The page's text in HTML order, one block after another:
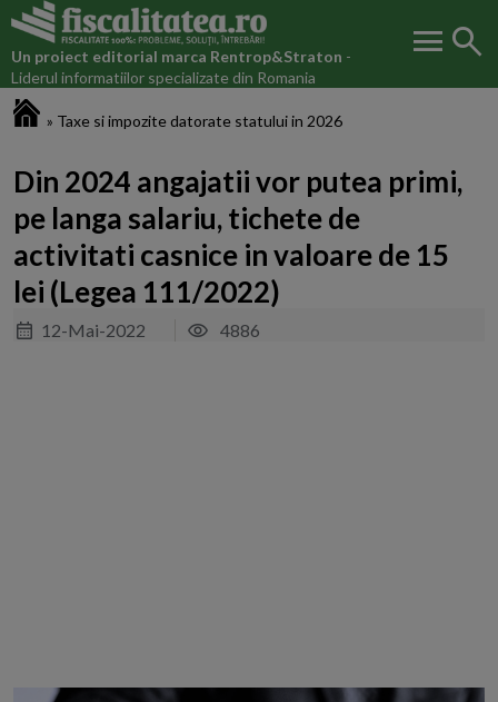
Un proiect editorial marca Rentrop&Straton -
Liderul informatiilor specializate din Romania
menu search
» Taxe si impozite datorate statului in 2026
Din 2024 angajatii vor putea primi,
pe langa salariu, tichete de
activitati casnice in valoare de 15
lei (Legea 111/2022)
12-Mai-2022 4886